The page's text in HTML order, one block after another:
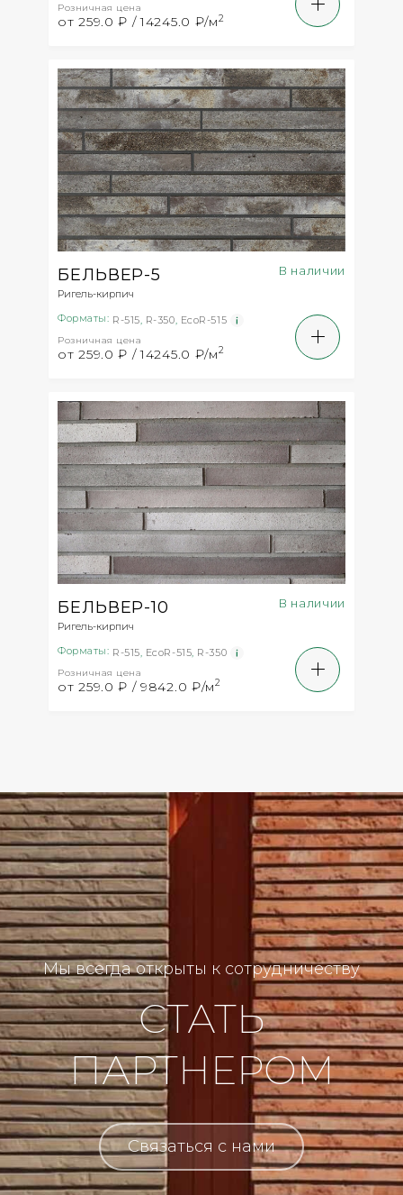
Розничная цена
от 259.0 ₽ / 14245.0 ₽/м2
БЕЛЬВЕР-5
Ригель-кирпич
В наличии
Форматы: R-515 R-350 EcoR-515
Розничная цена
от 259.0 ₽ / 14245.0 ₽/м2
БЕЛЬВЕР-10
Ригель-кирпич
В наличии
Форматы: R-515 EcoR-515 R-350
Розничная цена
от 259.0 ₽ / 9842.0 ₽/м2
Мы всегда открыты к сотрудничеству
СТАТЬ
ПАРТНЕРОМ
Связаться с нами